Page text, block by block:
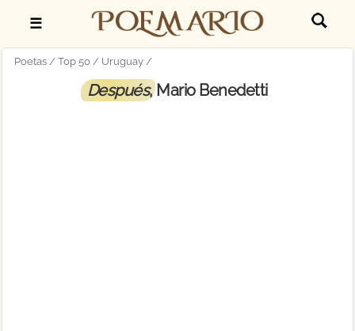
☰
Poetas Top 50 Uruguay
Después, Mario Benedetti